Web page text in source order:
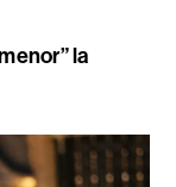
la